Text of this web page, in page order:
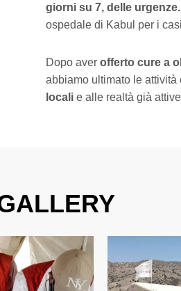
giorni su 7, delle urgenze.
ospedale di Kabul per i
Dopo aver offerto cure a
abbiamo ultimato le attività
locali e alle realtà già